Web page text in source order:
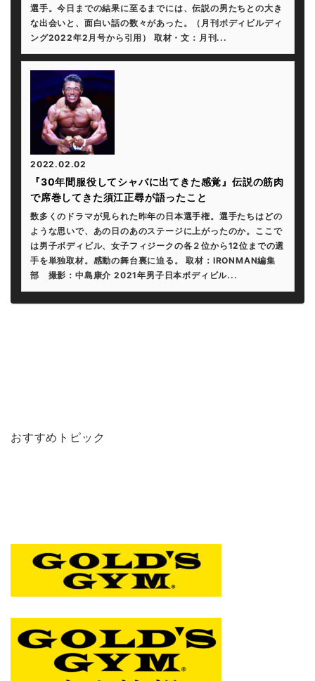
選手。今日までの結果に至るまでには、伝説の男たちとの大き
な出会いと、面白い話の数々があった。（月刊ボディビルディ
ング2022年2月号から引用） 取材・文：月刊...
2022.02.02
『30年間服役してシャバに出てきた感覚』伝説の筋肉
で席巻してきた須江正尋が語ったこと
数多くのドラマが見られた昨年の日本選手権。選手たちはどの
ような思いで、あの日のあのステージに上がったのか。ここで
は男子ボディビル、女子フィジークの各２位から12位までの選
手を単独取材。感動の舞台裏に迫る。 取材：IRONMAN編集
部 撮影：中島康介 2021年男子日本ボディビル...
おすすめトピック